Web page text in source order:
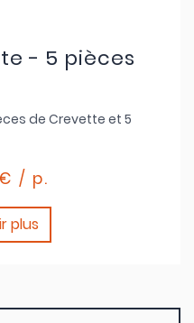
- 5 pièces
de Crevette et 5
/ p.
plus